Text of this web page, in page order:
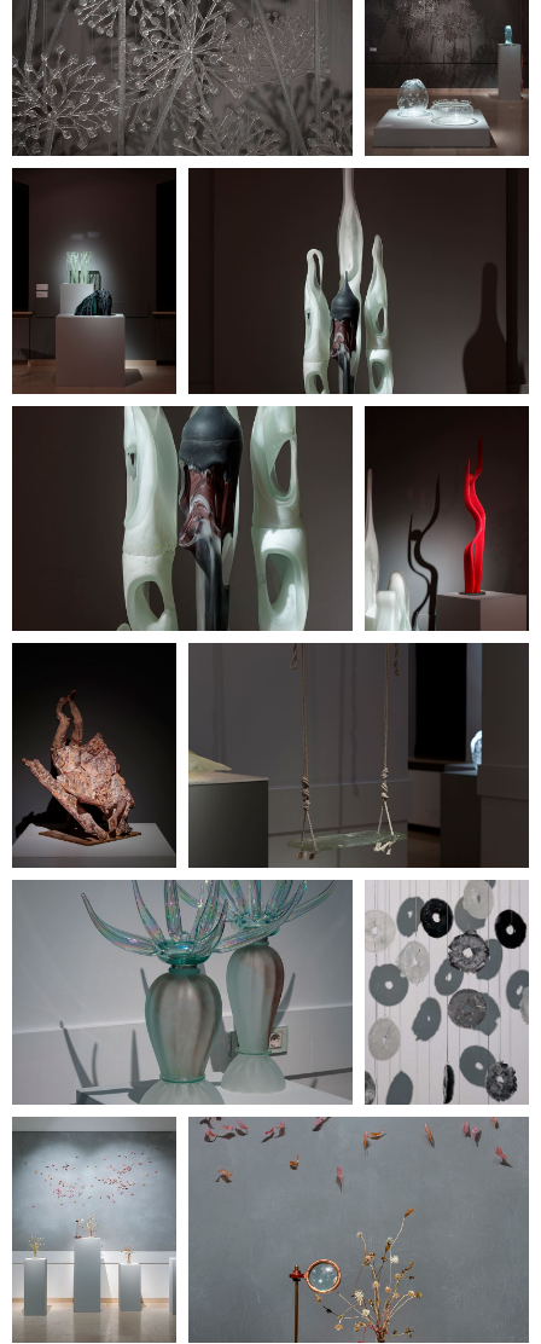
Политика
конфиденциальности
© ООО «Heritage Art
Interiors», 2024. Все права
защищены
свободный.